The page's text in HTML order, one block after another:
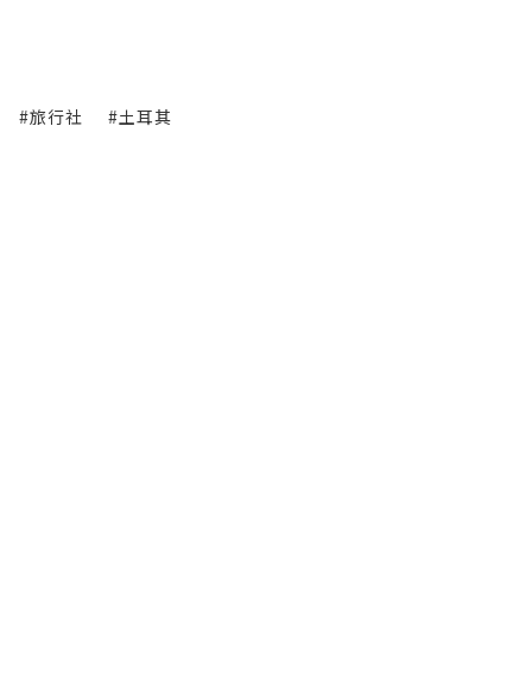
#旅行社 #土耳其